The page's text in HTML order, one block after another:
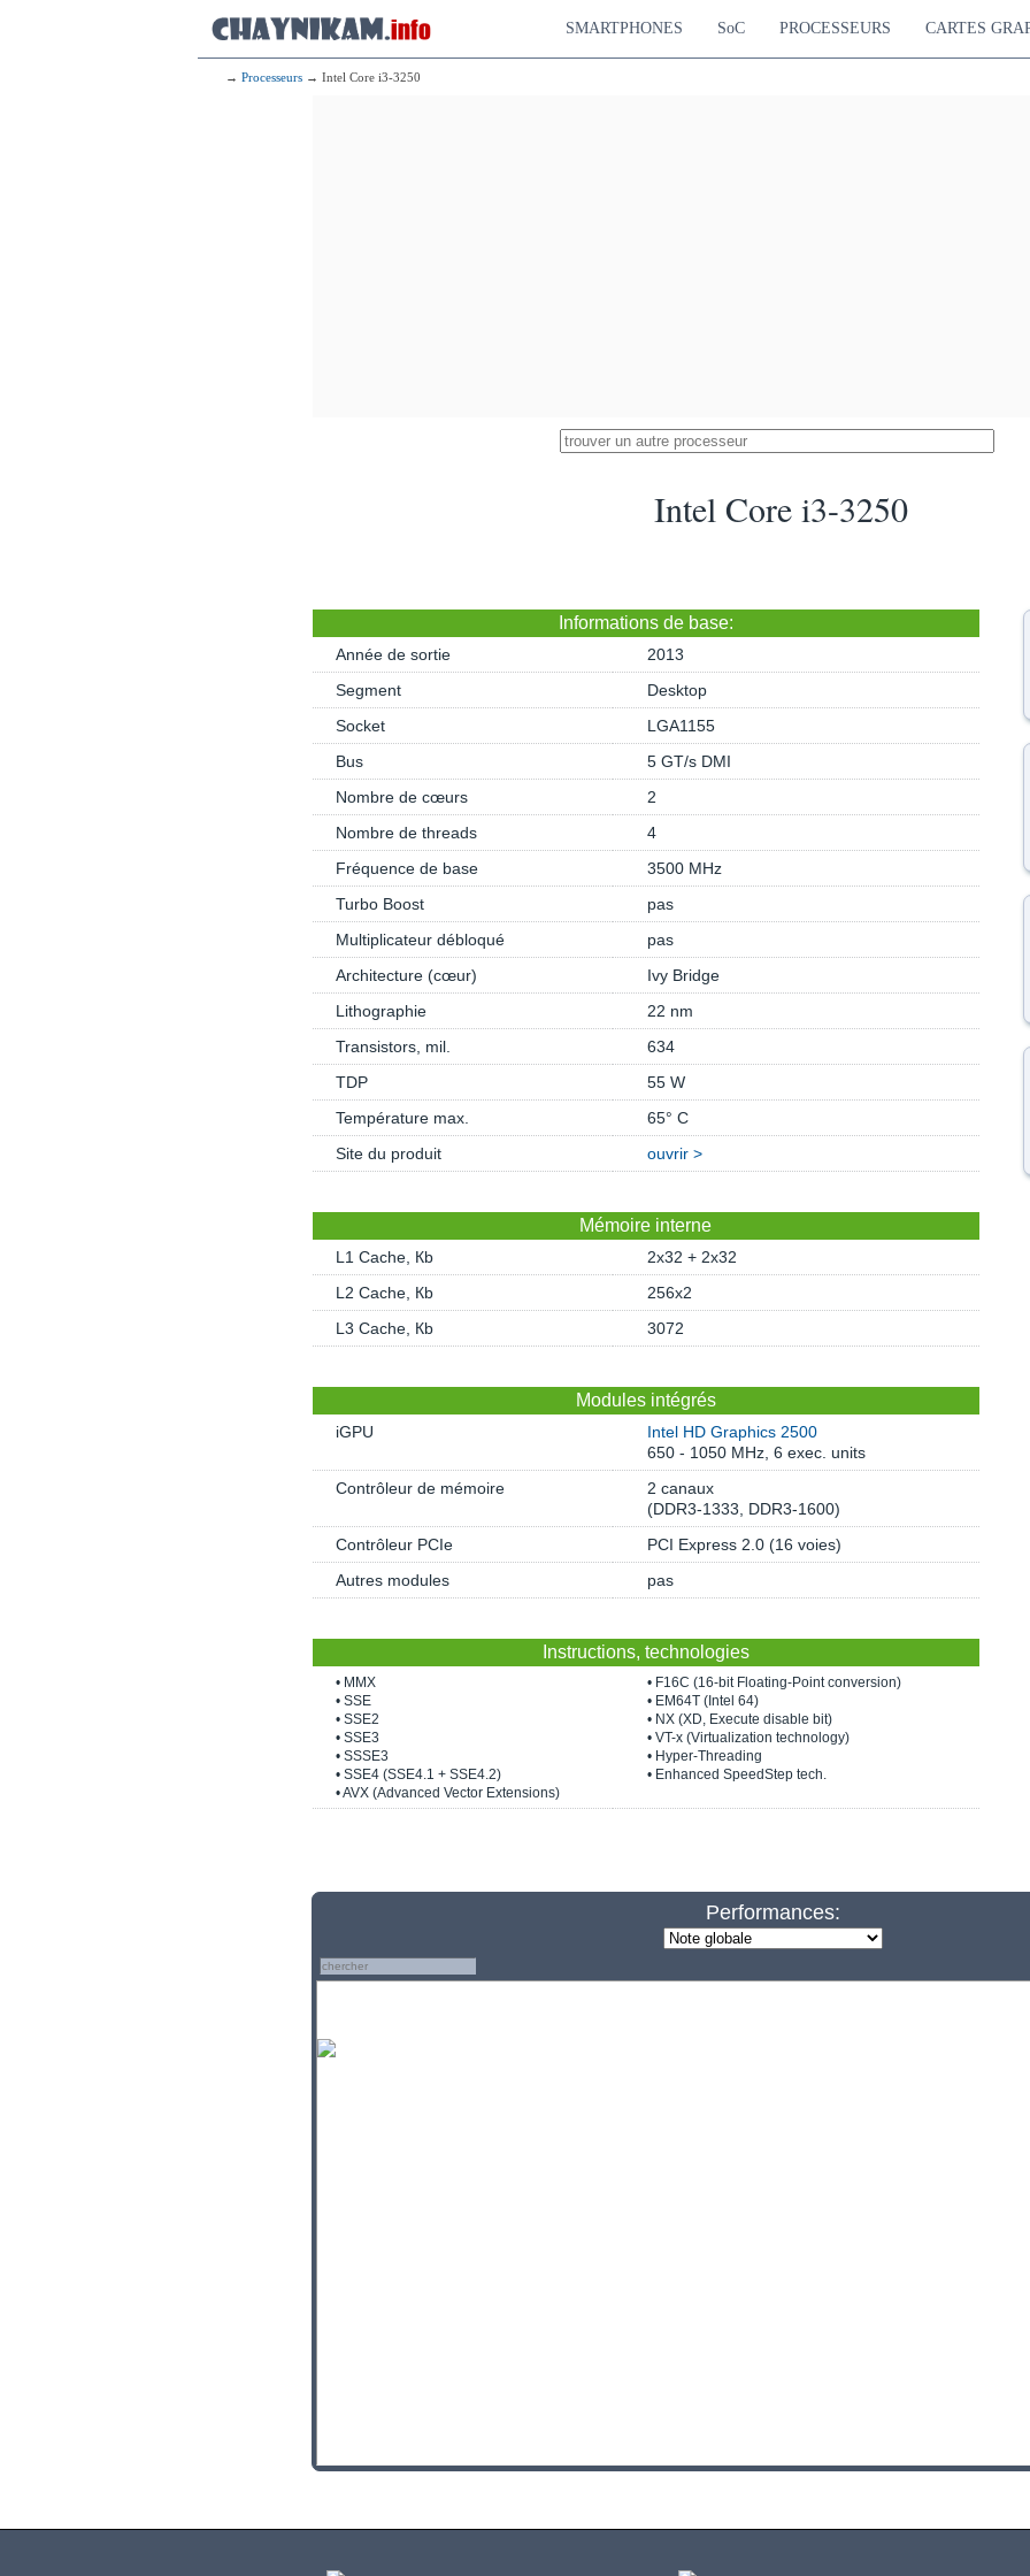
SMARTPHONES SoC PROCESSEURS CARTES
→ Processeurs → Intel Core i3-3250
Intel Core i3-3250
Informations de base:
Année de sortie
2013
Segment
Desktop
Socket
LGA1155
Bus
5 GT/s DMI
Nombre de cœurs
2
Nombre de threads
4
Fréquence de base
3500 MHz
Turbo Boost
pas
Multiplicateur débloqué
pas
Architecture (cœur)
Ivy Bridge
Lithographie
22 nm
Transistors, mil.
634
TDP
55 W
Température max.
65° C
Site du produit
ouvrir >
Mémoire interne
L1 Cache, Кb
2x32 + 2x32
L2 Cache, Кb
256x2
L3 Cache, Кb
3072
Modules intégrés
iGPU
Intel HD Graphics 2500
650 - 1050 MHz, 6 exec. units
Contrôleur de mémoire
2 canaux
(DDR3-1333, DDR3-1600)
Contrôleur PCIe
PCI Express 2.0 (16 voies)
Autres modules
pas
Instructions, technologies
• MMX
• SSE
• SSE2
• SSE3
• SSSE3
• SSE4 (SSE4.1 + SSE4.2)
• AVX (Advanced Vector Extensions)
• F16C (16-bit Floating-Point conversion)
• EM64T (Intel 64)
• NX (XD, Execute disable bit)
• VT-x (Virtualization technology)
• Hyper-Threading
• Enhanced SpeedStep tech.
Performances: